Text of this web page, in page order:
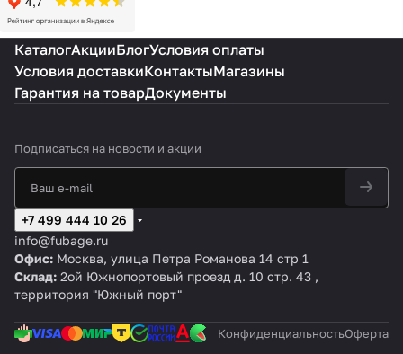
КаталогАкцииБлогУсловия оплаты
Условия доставкиКонтактыМагазины
Гарантия на товарДокументы
Подписаться на новости и акции
+7 499 444 10 26
info@fubage.ru
Офис: Москва, улица Петра Романова 14 стр 1
Склад: 2ой Южнопортовый проезд д. 10 стр. 43 ,
территория "Южный порт"
КонфиденциальностьОферта